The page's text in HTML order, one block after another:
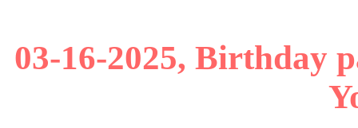
03-16-2025, Birthday